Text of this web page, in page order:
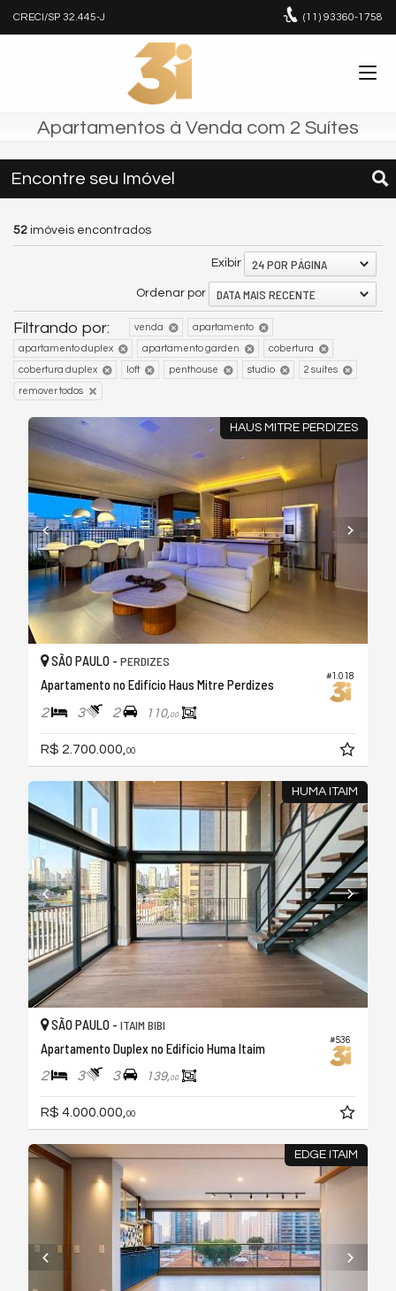
CRECI/SP 32.445-J (11) 93360-1758
Apartamentos à Venda com 2 Suítes
Encontre seu Imóvel
52 imóveis encontrados
Exibir 24 POR PÁGINA
Ordenar por DATA MAIS RECENTE
Filtrando por: venda apartamento
apartamento duplex apartamento garden cobertura
cobertura duplex loft penthouse studio 2 suítes
remover todos
HAUS MITRE PERDIZES
#1.018
SÃO PAULO - PERDIZES
Apartamento no Edifício Haus Mitre Perdizes
2 3 2 110,00
R$ 2.700.000, 00
HUMA ITAIM
#536
SÃO PAULO - ITAIM BIBI
Apartamento Duplex no Edifício Huma Itaim
2 3 3 139,00
R$ 4.000.000,00
EDGE ITAIM